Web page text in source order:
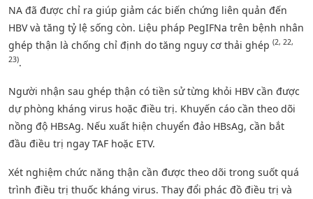
NA đã được chỉ ra giúp giảm các biến chứng liên quản đến
HBV và tăng tỷ lệ sống còn. Liệu pháp PegIFNa trên bệnh nhân
ghép thận là chống chỉ định do tăng nguy cơ thải ghép (2, 22,
23).
Người nhận sau ghép thận có tiền sử từng khỏi HBV cần được
dự phòng kháng virus hoặc điều trị. Khuyến cáo cần theo dõi
nồng độ HBsAg. Nếu xuất hiện chuyển đảo HBsAg, cần bắt
đầu điều trị ngay TAF hoặc ETV.
Xét nghiệm chức năng thận cần được theo dõi trong suốt quá
trình điều trị thuốc kháng virus. Thay đổi phác đồ điều trị và